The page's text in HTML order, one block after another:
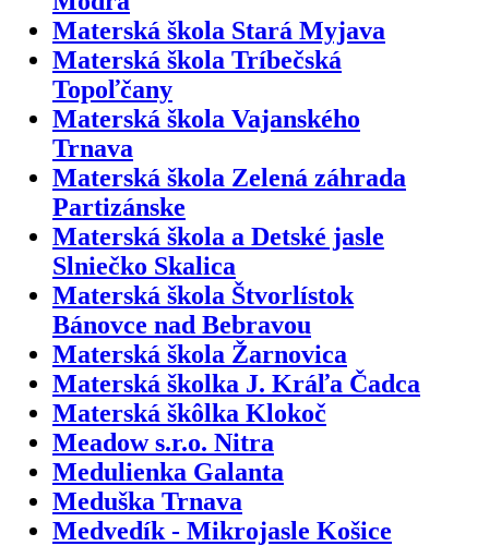
Materská škola Stará Myjava
Materská škola Tríbečská
Topoľčany
Materská škola Vajanského
Trnava
Materská škola Zelená záhrada
Partizánske
Materská škola a Detské jasle
Slniečko Skalica
Materská škola Štvorlístok
Bánovce nad Bebravou
Materská škola Žarnovica
Materská školka J. Kráľa Čadca
Materská škôlka Klokoč
Meadow s.r.o. Nitra
Medulienka Galanta
Meduška Trnava
Medvedík - Mikrojasle Košice